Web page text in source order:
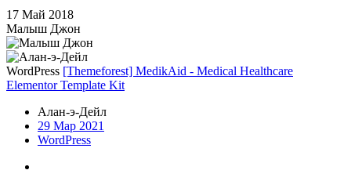
17 Май 2018
Малыш Джон
WordPress [Themeforest] MedikAid - Medical Healthcare
Elementor Template Kit
Алан-э-Дейл
29 Мар 2021
WordPress